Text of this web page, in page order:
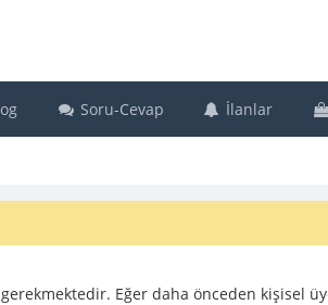
Soru-Cevap İlanlar
Eğer daha önceden kişisel